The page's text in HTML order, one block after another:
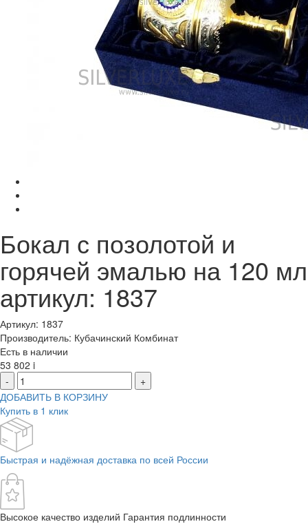
Бокал с позолотой и
горячей эмалью на 120 мл
артикул: 1837
Артикул: 1837
Производитель: Кубачинский Комбинат
Есть в наличии
53 802 i
-
+
ДОБАВИТЬ В КОРЗИНУ
Купить в 1 клик
Быстрая и надёжная доставка по всей России
Высокое качество изделий Гарантия подлинности